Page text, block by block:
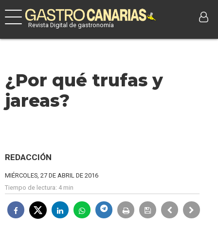
Revista Digital de gastronomía
¿Por qué trufas y
jareas?
REDACCIÓN
MIÉRCOLES, 27 DE ABRIL DE 2016
Tiempo de lectura: 4 min